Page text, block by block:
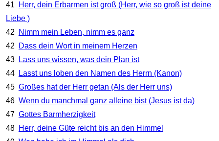
41
Herr, dein Erbarmen ist groß (Herr, wie so groß ist deine
Liebe )
42
Nimm mein Leben, nimm es ganz
42
Dass dein Wort in meinem Herzen
43
Lass uns wissen, was dein Plan ist
44
Lasst uns loben den Namen des Herrn (Kanon)
45 Großes hat der Herr getan (Als der Herr uns)
46 Wenn du manchmal ganz alleine bist (Jesus ist da)
47 Gottes Barmherzigkeit
48 Herr, deine Güte reicht bis an den Himmel